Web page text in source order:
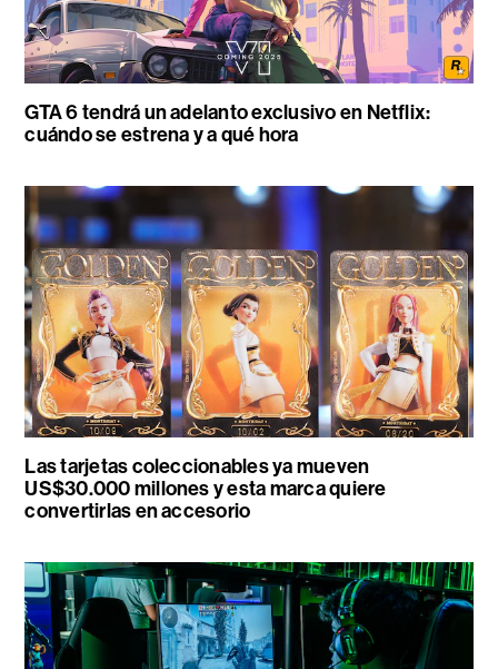
GTA 6 tendrá un adelanto exclusivo en Netflix:
cuándo se estrena y a qué hora
Las tarjetas coleccionables ya mueven
US$30.000 millones y esta marca quiere
convertirlas en accesorio